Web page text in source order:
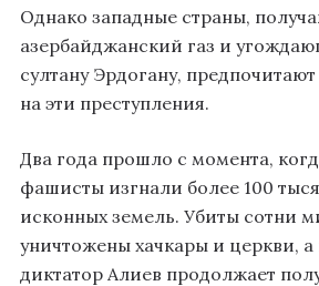
Однако западные страны,
азербайджанский газ и
султану Эрдогану, предпочитают
на эти преступления.
Два года прошло с момента,
фашисты изгнали более 100
исконных земель. Убиты сотни
уничтожены хачкары и церкви,
диктатор Алиев продолжает